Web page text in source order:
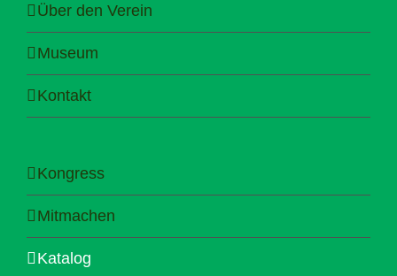
Über den Verein
Museum
Kontakt
Kongress
Mitmachen
Katalog